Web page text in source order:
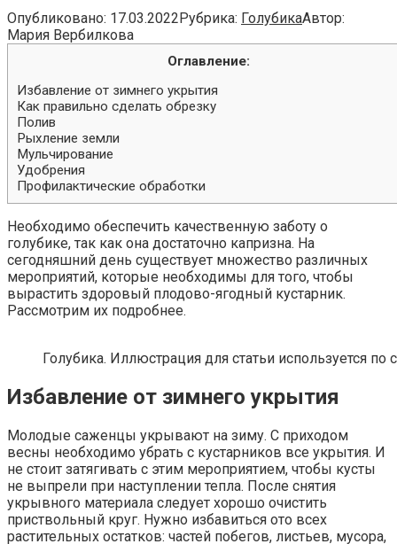
Опубликовано: 17.03.2022Рубрика: ГолубикаАвтор:
Мария Вербилкова
Оглавление:
Избавление от зимнего укрытия
Как правильно сделать обрезку
Полив
Рыхление земли
Мульчирование
Удобрения
Профилактические обработки
Необходимо обеспечить качественную заботу о
голубике, так как она достаточно капризна. На
сегодняшний день существует множество различных
мероприятий, которые необходимы для того, чтобы
вырастить здоровый плодово-ягодный кустарник.
Рассмотрим их подробнее.
Голубика. Иллюстрация для статьи используется по
Избавление от зимнего укрытия
Молодые саженцы укрывают на зиму. С приходом
весны необходимо убрать с кустарников все укрытия. И
не стоит затягивать с этим мероприятием, чтобы кусты
не выпрели при наступлении тепла. После снятия
укрывного материала следует хорошо очистить
приствольный круг. Нужно избавиться ото всех
растительных остатков: частей побегов, листьев, мусора,